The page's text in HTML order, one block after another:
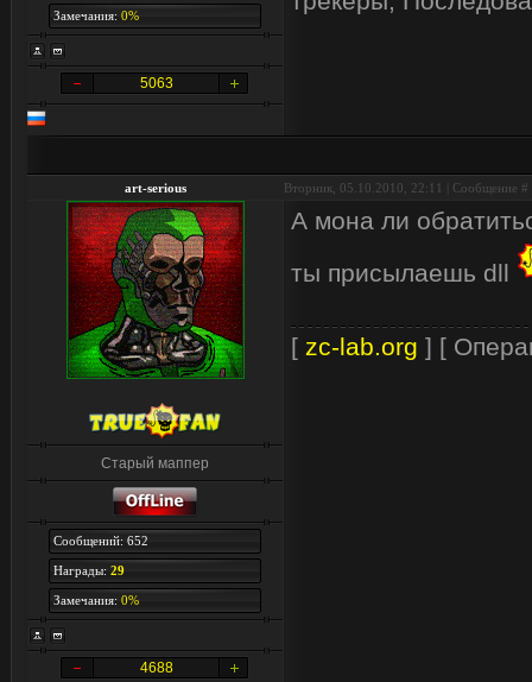
Замечания: 0%
5063
art-serious Вторник, 05.10.2010, 22:11 | Сообщение #
Старый маппер
Сообщений: 652
Награды: 29
Замечания: 0%
4688
А мона ли
ты присылаешь dll
[ zc-lab.org ] [